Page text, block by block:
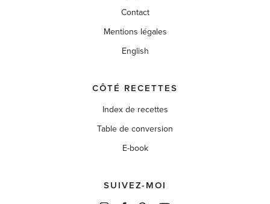
Contact
Mentions légales
English
CÔTÉ RECETTES
Index de recettes
Table de conversion
E-book
SUIVEZ-MOI